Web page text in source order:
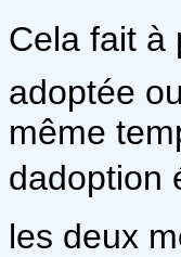
Cela fait à
adoptée
même
les deux